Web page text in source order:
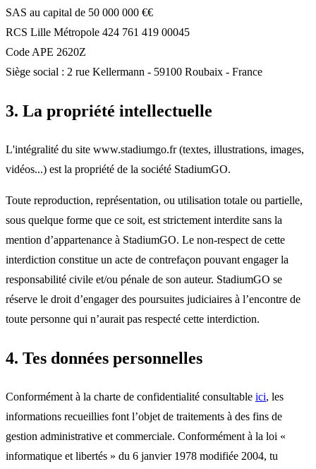
SAS au capital de 50 000 000 €€
RCS Lille Métropole 424 761 419 00045
Code APE 2620Z
Siège social : 2 rue Kellermann - 59100 Roubaix - France
3. La propriété intellectuelle
L'intégralité du site www.stadiumgo.fr (textes, illustrations, images,
vidéos...) est la propriété de la société StadiumGO.
Toute reproduction, représentation, ou utilisation totale ou partielle,
sous quelque forme que ce soit, est strictement interdite sans la
mention d’appartenance à StadiumGO. Le non-respect de cette
interdiction constitue un acte de contrefaçon pouvant engager la
responsabilité civile et/ou pénale de son auteur. StadiumGO se
réserve le droit d’engager des poursuites judiciaires à l’encontre de
toute personne qui n’aurait pas respecté cette interdiction.
4. Tes données personnelles
Conformément à la charte de confidentialité consultable ici, les
informations recueillies font l’objet de traitements à des fins de
gestion administrative et commerciale. Conformément à la loi «
informatique et libertés » du 6 janvier 1978 modifiée 2004, tu